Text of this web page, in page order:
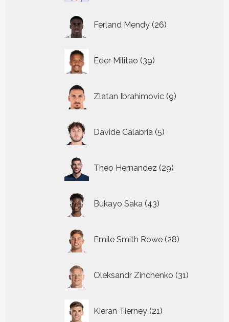
Ferland Mendy 26
producten
Eder Militao 39
producten
Zlatan Ibrahimovic 9
producten
Davide Calabria 5
producten
Theo Hernandez 29
producten
Bukayo Saka 43
producten
Emile Smith Rowe 28
producten
Oleksandr Zinchenko 31
producten
Kieran Tierney 21
producten